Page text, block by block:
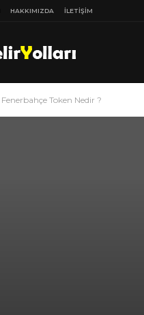
HAKKIMIZDA İLETIŞIM
Fenerbahçe Token Nedir ?